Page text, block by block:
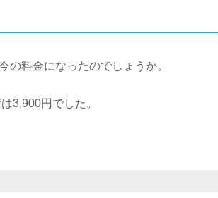
の料金になったのでしょうか。
3,900円でした。